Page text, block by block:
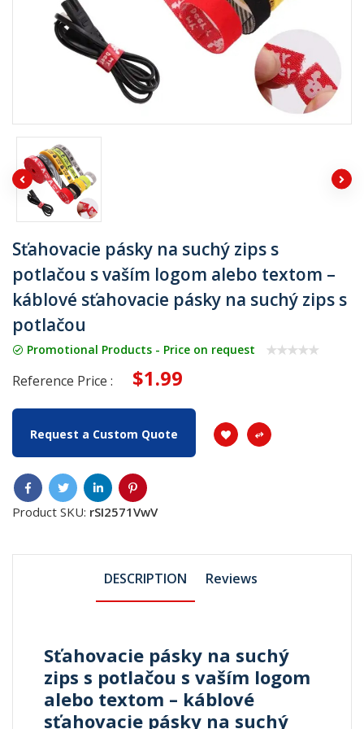
Sťahovacie pásky na suchý zips s
potlačou s vaším logom alebo textom –
káblové sťahovacie pásky na suchý zips s
potlačou
Promotional Products - Price on request
Reference Price : $1.99
Request a Custom Quote
Product SKU: rSI2571VwV
DESCRIPTION Reviews
Sťahovacie pásky na suchý
zips s potlačou s vaším logom
alebo textom – káblové
sťahovacie pásky na suchý